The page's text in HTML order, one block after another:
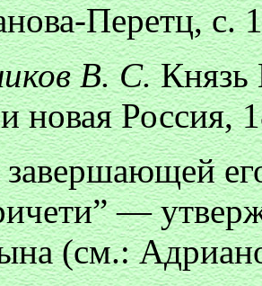
Перетц, с.
В. С.
новая Россия,
—
(см.: